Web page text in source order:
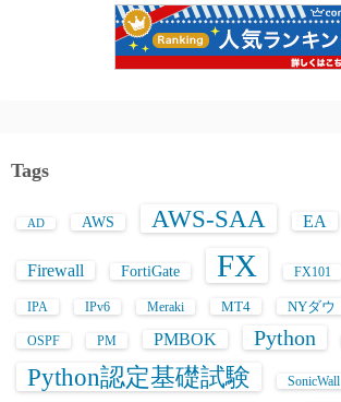
Tags
AD AWS AWS-SAA EA
Firewall FortiGate FX FX101
IPA IPv6 Meraki MT4 NYダウ
OSPF PM PMBOK Python
Python認定基礎試験 SonicWall